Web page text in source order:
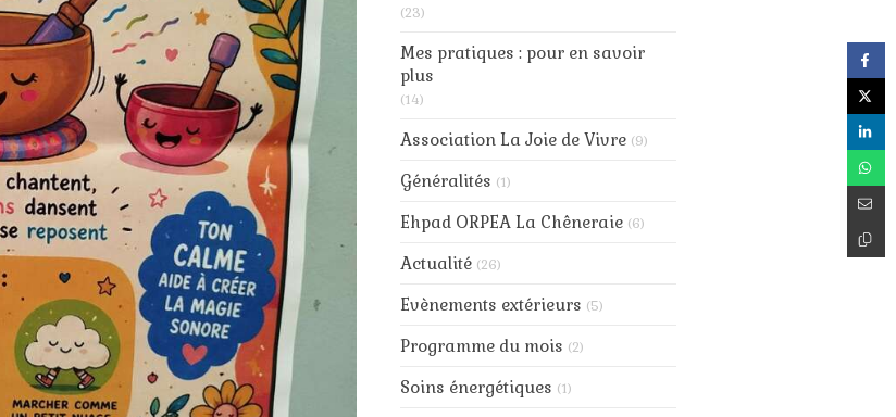
(23)
Mes pratiques : pour en savoir
plus
(14)
Association La Joie de Vivre (9)
Généralités (1)
Ehpad ORPEA La Chêneraie (6)
Actualité (26)
Evènements extérieurs (5)
Programme du mois (2)
Soins énergétiques (1)